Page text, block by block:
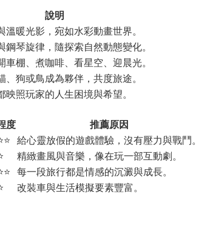
說明
溫暖光影，宛如水彩動畫世界。
鋼琴旋律，隨探索自然動態變化。
車棚、煮咖啡、看星空、迎晨光。
、狗或鳥成為夥伴，共度旅途。
映照玩家的人生困境與希望。
度
推薦原因
給心靈放假的遊戲體驗，沒有壓力與戰鬥。
精緻畫風與音樂，像在玩一部互動劇。
每一段旅行都是情感的沉澱與成長。
改裝車與生活模擬要素豐富。